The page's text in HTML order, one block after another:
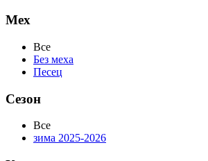
Мех
Все
Без меха
Песец
Сезон
Все
зима 2025-2026